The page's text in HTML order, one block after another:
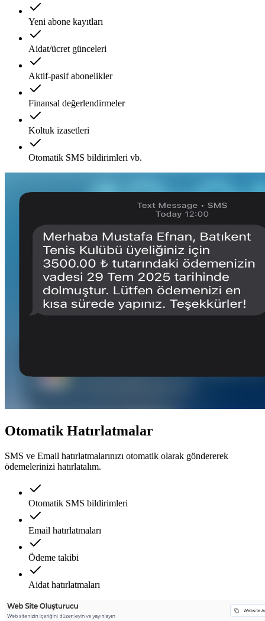
Yeni abone kayıtları
Aidat/ücret günceleri
Aktif-pasif abonelikler
Finansal değerlendirmeler
Koltuk izasetleri
Otomatik SMS bildirimleri vb.
Otomatik Hatırlatmalar
SMS ve Email hatırlatmalarınızı otomatik olarak göndererek
ödemelerinizi hatırlatalım.
Otomatik SMS bildirimleri
Email hatırlatmaları
Ödeme takibi
Aidat hatırlatmaları